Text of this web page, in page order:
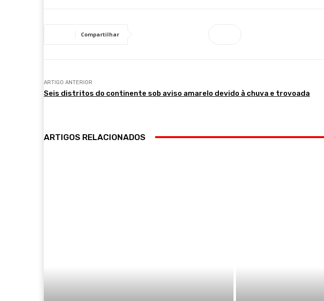
Compartilhar
ARTIGO ANTERIOR
Seis distritos do continente sob aviso amarelo devido à chuva e trovoada
ARTIGOS RELACIONADOS